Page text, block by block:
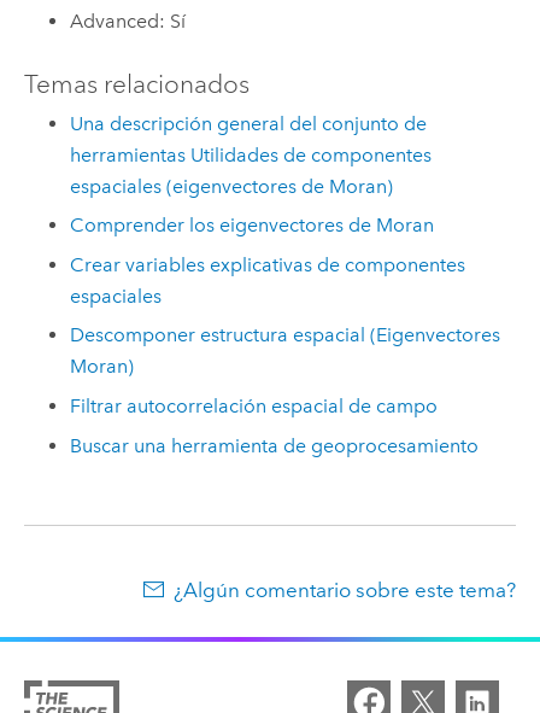
Advanced: Sí
Temas relacionados
Una descripción general del conjunto de
herramientas Utilidades de componentes
espaciales (eigenvectores de Moran)
Comprender los eigenvectores de Moran
Crear variables explicativas de componentes
espaciales
Descomponer estructura espacial (Eigenvectores
Moran)
Filtrar autocorrelación espacial de campo
Buscar una herramienta de geoprocesamiento
¿Algún comentario sobre este tema?